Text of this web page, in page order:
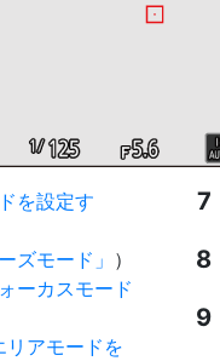
を設定す
ズモード
）
ーカスモード
リアモードを